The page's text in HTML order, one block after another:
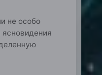
не особо